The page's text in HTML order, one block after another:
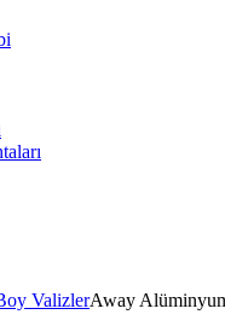
ValizlerAway